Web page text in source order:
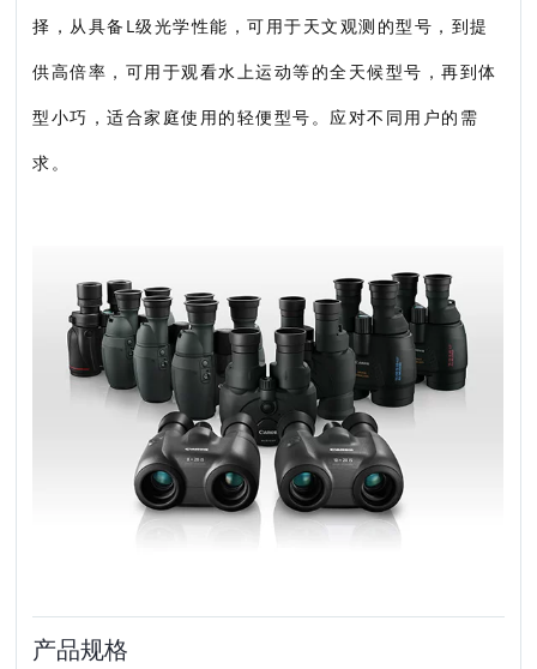
择，从具备L级光学性能，可用于天文观测的型号，到提
供高倍率，可用于观看水上运动等的全天候型号，再到体
型小巧，适合家庭使用的轻便型号。应对不同用户的需
求。
产品规格